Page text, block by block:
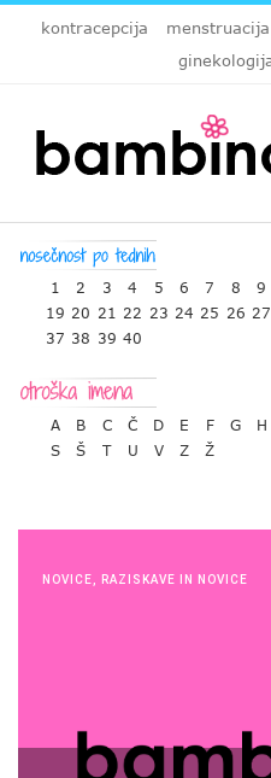
kontracepcija menstruacija
1 2 3 4 5 6 7 8 9
19 20 21 22 23 24 25 26 27
37 38 39 40
A B C Č D E F G H
S
Š T U V Z Ž
NOVICE RAZISKAVE IN NOVICE